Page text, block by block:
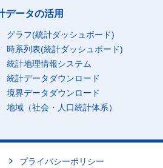
データの活用
グラフ(統計ダッシュボード)
時系列表(統計ダッシュボード)
統計地理情報システム
統計データダウンロード
境界データダウンロード
地域（社会・人口統計体系）
プライバシーポリシー